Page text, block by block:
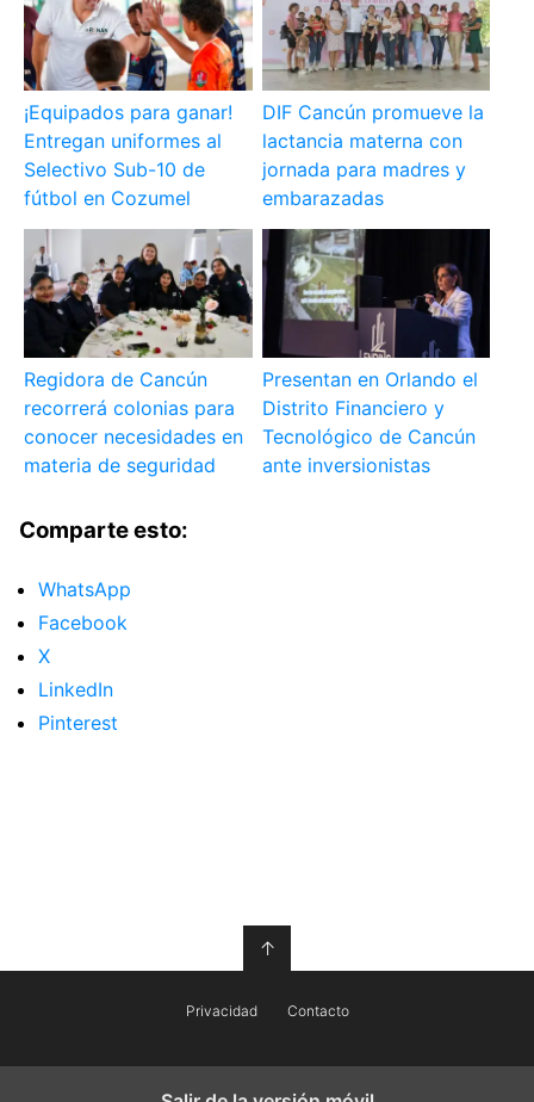
¡Equipados para ganar!
Entregan uniformes al
Selectivo Sub-10 de
fútbol en Cozumel
DIF Cancún promueve la
lactancia materna con
jornada para madres y
embarazadas
Regidora de Cancún
recorrerá colonias para
conocer necesidades en
materia de seguridad
Presentan en Orlando el
Distrito Financiero y
Tecnológico de Cancún
ante inversionistas
Comparte esto:
WhatsApp
Facebook
X
LinkedIn
Pinterest
↑
Privacidad Contacto